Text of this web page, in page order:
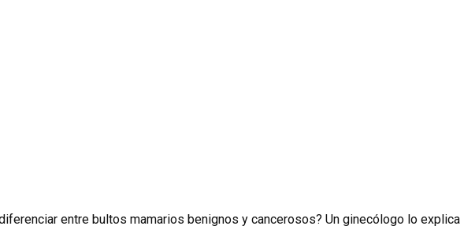
entre bultos mamarios benignos y cancerosos? Un ginecólogo lo explica